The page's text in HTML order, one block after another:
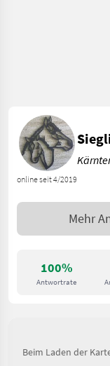
100%
Antwortrate
online seit 4/2019
Mehr
Beim Laden der